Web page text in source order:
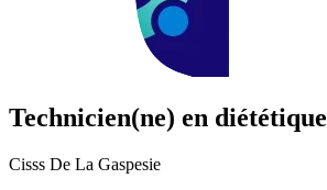
Technicien(ne) en diététique
Cisss De La Gaspesie